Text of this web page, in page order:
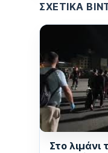
ΣΧΕΤΙΚΆ
Στο